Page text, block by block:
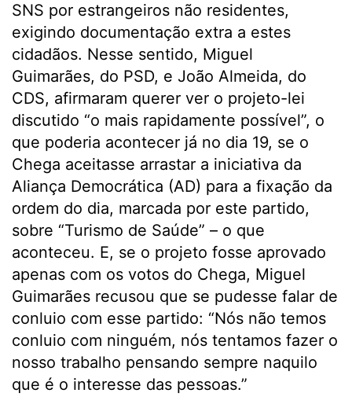
SNS por estrangeiros não residentes,
exigindo documentação extra a estes
cidadãos. Nesse sentido, Miguel
Guimarães, do PSD, e João Almeida, do
CDS, afirmaram querer ver o projeto-lei
discutido “o mais rapidamente possível”, o
que poderia acontecer já no dia 19, se o
Chega aceitasse arrastar a iniciativa da
Aliança Democrática (AD) para a fixação da
ordem do dia, marcada por este partido,
sobre “Turismo de Saúde” – o que
aconteceu. E, se o projeto fosse aprovado
apenas com os votos do Chega, Miguel
Guimarães recusou que se pudesse falar de
conluio com esse partido: “Nós não temos
conluio com ninguém, nós tentamos fazer o
nosso trabalho pensando sempre naquilo
que é o interesse das pessoas.”